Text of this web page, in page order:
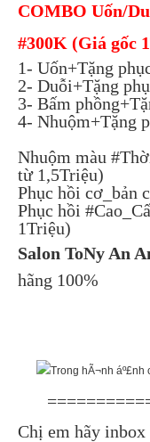
COMBO Uốn/
#300K (Giá gốc
1- Uốn+Tặng
2- Duỗi+Tặng
3- Bấm
4- Nhuộm+Tặng
Nhuộm màu
từ 1,5Triệu)
Phục hồi cơ_bản
Phục hồi
1Triệu)
Salon ToNy An
hãng 100%
Chị em hãy inbox